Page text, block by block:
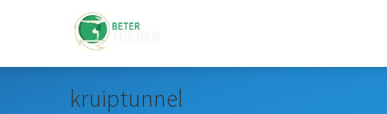
kruiptunnel